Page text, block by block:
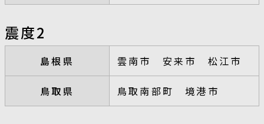
震度2
島根県 雲南市 安来市 松江市
鳥取県 鳥取南部町 境港市